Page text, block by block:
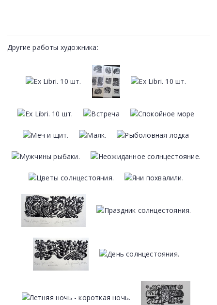
Другие работы художника: